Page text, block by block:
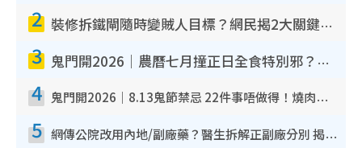
2 裝修拆鐵閘隨時變賊人目標？網民揭2大關鍵用途：裝新式等於白裝？附新舊鐵閘分別
3 鬼門開2026｜農曆七月撞正日全食特別邪？專家警告切忌做一事！揭4大禁忌+2招保平安
4 鬼門開2026｜8.13鬼節禁忌 22件事唔做得！燒肉、刺身要少食？半夜勿吹口哨/打呢個電話
5 網傳公院改用內地/副廠藥？醫生拆解正副廠分別 揭4類人換藥隨時出事